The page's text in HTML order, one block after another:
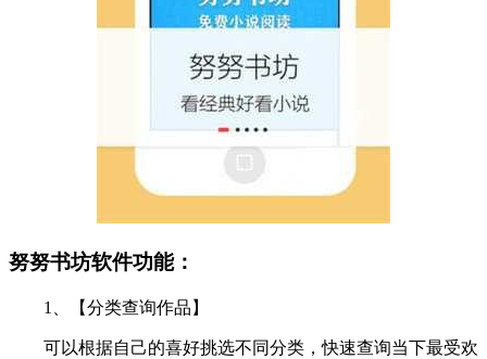
努努书坊软件功能：
1、【分类查询作品】
可以根据自己的喜好挑选不同分类，快速查询当下最受欢